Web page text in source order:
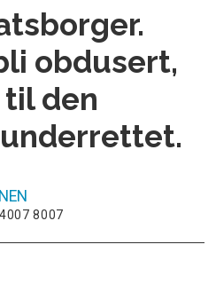
obdusert,
den
4007 8007